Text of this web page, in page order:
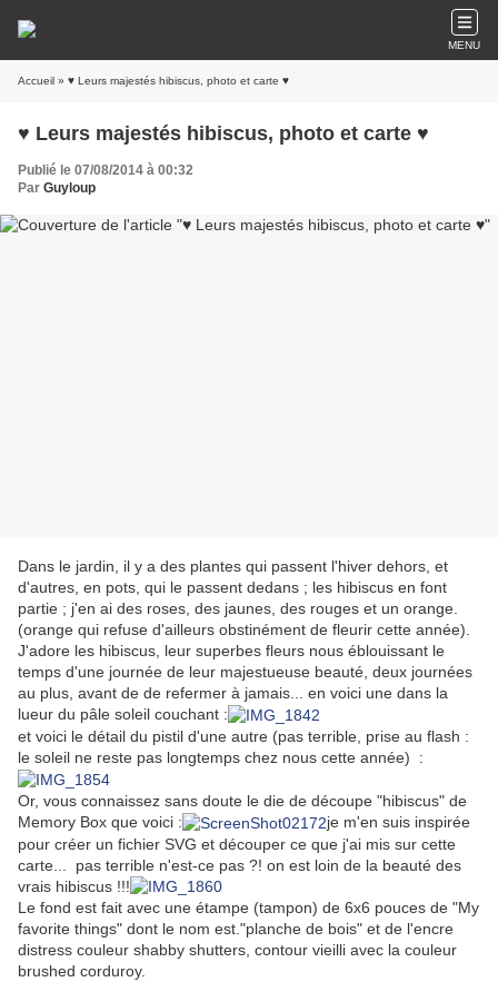
MENU
Accueil » ♥ Leurs majestés hibiscus, photo et carte ♥
♥ Leurs majestés hibiscus, photo et carte ♥
Publié le 07/08/2014 à 00:32
Par Guyloup
Dans le jardin, il y a des plantes qui passent l'hiver dehors, et
d'autres, en pots, qui le passent dedans ; les hibiscus en font
partie ; j'en ai des roses, des jaunes, des rouges et un orange.
(orange qui refuse d'ailleurs obstinément de fleurir cette année).
J'adore les hibiscus, leur superbes fleurs nous éblouissant le
temps d'une journée de leur majestueuse beauté, deux journées
au plus, avant de de refermer à jamais... en voici une dans la
lueur du pâle soleil couchant :
et voici le détail du pistil d'une autre (pas terrible, prise au flash :
le soleil ne reste pas longtemps chez nous cette année) :
Or, vous connaissez sans doute le die de découpe "hibiscus" de
Memory Box que voici :
je m'en suis inspirée
pour créer un fichier SVG et découper ce que j'ai mis sur cette
carte... pas terrible n'est-ce pas ?! on est loin de la beauté des
vrais hibiscus !!!
Le fond est fait avec une étampe (tampon) de 6x6 pouces de "My
favorite things" dont le nom est."planche de bois" et de l'encre
distress couleur shabby shutters, contour vieilli avec la couleur
brushed corduroy.